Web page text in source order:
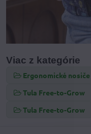
Viac z kategórie
Ergonomické nosiče
Tula Free-to-Grow
Tula Free-to-Grow